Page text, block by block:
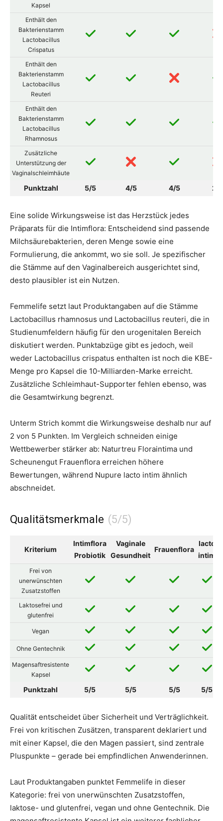
Kapsel
Enthält den
Bakterienstamm
Lactobacillus
Crispatus
Enthält den
Bakterienstamm
Lactobacillus
Reuteri
Enthält den
Bakterienstamm
Lactobacillus
Rhamnosus
Zusätzliche
Unterstützung der
Vaginalschleimhäute
Punktzahl 5/5 4/5 4/5 2/5
Eine solide Wirkungsweise ist das Herzstück jedes
Präparats für die Intimflora: Entscheidend sind passende
Milchsäurebakterien, deren Menge sowie eine
Formulierung, die ankommt, wo sie soll. Je spezifischer
die Stämme auf den Vaginalbereich ausgerichtet sind,
desto plausibler ist ein Nutzen.
Femmelife setzt laut Produktangaben auf die Stämme
Lactobacillus rhamnosus und Lactobacillus reuteri, die in
Studienumfeldern häufig für den urogenitalen Bereich
diskutiert werden. Punktabzüge gibt es jedoch, weil
weder Lactobacillus crispatus enthalten ist noch die KBE-
Menge pro Kapsel die 10-Milliarden-Marke erreicht.
Zusätzliche Schleimhaut-Supporter fehlen ebenso, was
die Gesamtwirkung begrenzt.
Unterm Strich kommt die Wirkungsweise deshalb nur auf
2 von 5 Punkten. Im Vergleich schneiden einige
Wettbewerber stärker ab: Naturtreu Floraintima und
Scheunengut Frauenflora erreichen höhere
Bewertungen, während Nupure lacto intim ähnlich
abschneidet.
Qualitätsmerkmale
Kriterium
Intimflora
Probiotik
Vaginale
Gesundheit
Frauenflora
lacto
intim
Frei von
unerwünschten
Zusatzstoffen
Laktosefrei und
glutenfrei
Vegan
Ohne Gentechnik
Magensaftresistente
Kapsel
Punktzahl 5/5 5/5 5/5 5/5
Qualität entscheidet über Sicherheit und Verträglichkeit.
Frei von kritischen Zusätzen, transparent deklariert und
mit einer Kapsel, die den Magen passiert, sind zentrale
Pluspunkte – gerade bei empfindlichen Anwenderinnen.
Laut Produktangaben punktet Femmelife in dieser
Kategorie: frei von unerwünschten Zusatzstoffen,
laktose- und glutenfrei, vegan und ohne Gentechnik. Die